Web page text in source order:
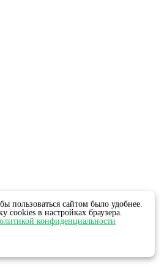
пользоваться сайтом было удобнее.
cookies в настройках браузера.
конфиденциальности